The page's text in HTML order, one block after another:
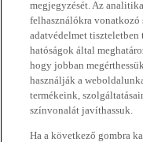
megjegyzését. Az
felhasználókra
adatvédelmet tiszteletben
hatóságok által
hogy jobban
használják a
termékeink,
színvonalát javíthassuk.
Ha a következő gombra